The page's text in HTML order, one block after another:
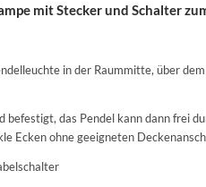
mit Stecker und Schalter
in der Raummitte, über
befestigt, das Pendel kann dann frei
Ecken ohne geeigneten